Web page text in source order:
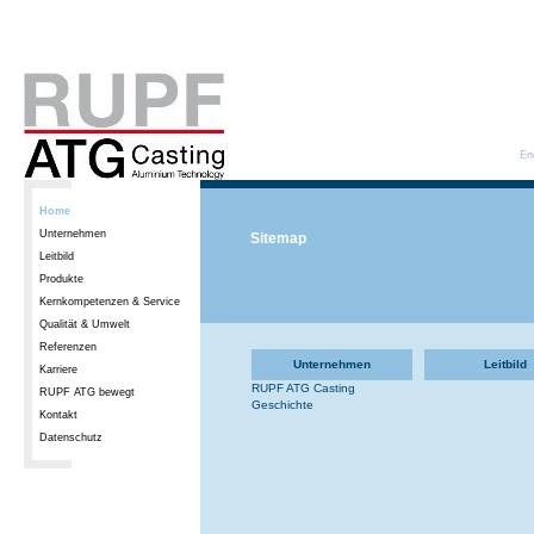
Home
Unternehmen
Leitbild
Produkte
Kernkompetenzen & Service
Qualität & Umwelt
Referenzen
Karriere
RUPF ATG bewegt
Kontakt
Datenschutz
Sitemap
Unternehmen
RUPF ATG Casting
Geschichte
Leitbild